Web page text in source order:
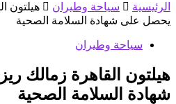
الرئيسية سياحة وطيران
هيلتون
يحصل على شهادة السلامة الصحية
سياحة وطيران
هيلتون القاهرة زمالك
شهادة السلامة الصحية